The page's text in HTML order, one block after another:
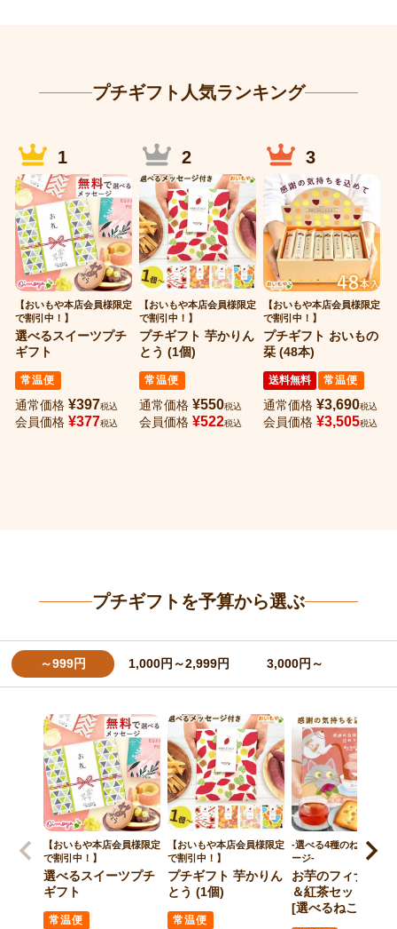
プチギフト人気ランキング
【おいもや本店会員様限定
で割引中！】
選べるスイーツプチ
ギフト
常温便
通常価格 ¥397税込
会員価格 ¥377税込
【おいもや本店会員様限定
で割引中！】
プチギフト 芋かりん
とう (1個)
常温便
通常価格 ¥550税込
会員価格 ¥522税込
【おいもや本店会員様限定
で割引中！】
プチギフト おいもの
栞 (48本)
送料無料 常温便
通常価格 ¥3,690税込
会員価格 ¥3,505税込
プチギフトを予算から選ぶ
～999円 1,000円～2,999円 3,000円～
【おいもや本店会員様限定
で割引中！】
選べるスイーツプチ
ギフト
常温便
【おいもや本店会員様限定
で割引中！】
プチギフト 芋かりん
とう (1個)
常温便
-選べる4種のねこ柄パ
ージ-
お芋のフィナンシ
＆紅茶セット (1個)
[選べるねこ柄パ